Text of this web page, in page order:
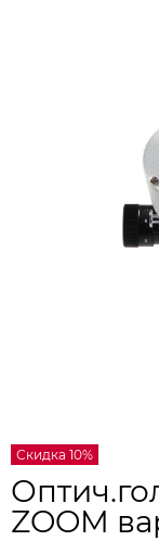
Скидка 10%
ZOOM